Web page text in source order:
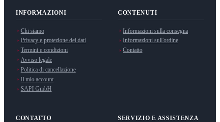
INFORMAZIONI
Chi siamo
Privacy e protezione dei dati
Termini e condizioni
Avviso legale
Politica di cancellazione
Il mio account
SAPI GmbH
CONTENUTI
Informazioni sulla consegna
Informazioni sull'ordine
Contatto
CONTATTO SERVIZIO E ASSISTENZA